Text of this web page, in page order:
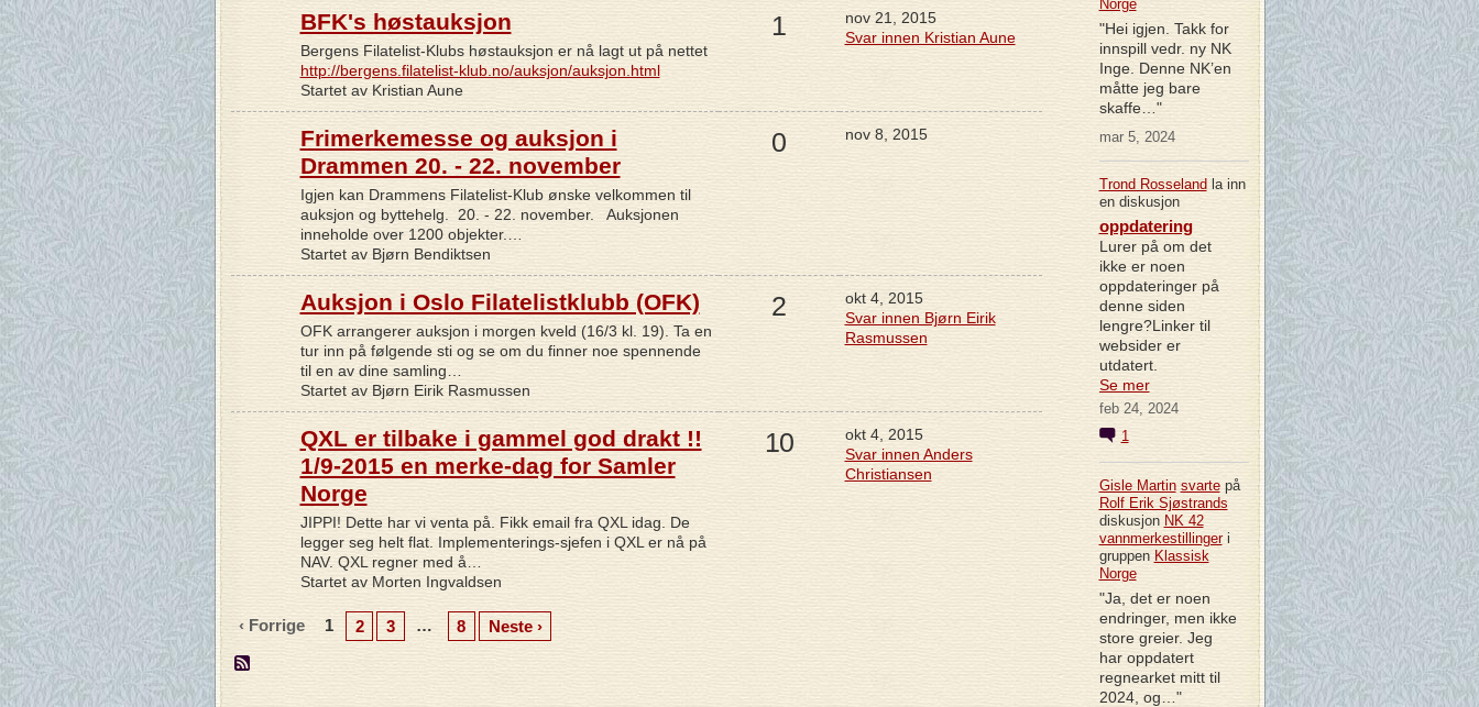
BFK's høstauksjon
Bergens Filatelist-Klubs høstauksjon er nå lagt ut på nettet
http://bergens.filatelist-klub.no/auksjon/auksjon.html
Startet av Kristian Aune
1
nov 21, 2015
Svar innen Kristian Aune
Frimerkemesse og auksjon i
Drammen 20. - 22. november
Igjen kan Drammens Filatelist-Klub ønske velkommen til
auksjon og byttehelg. 20. - 22. november. Auksjonen
inneholde over 1200 objekter.…
Startet av Bjørn Bendiktsen
0 nov 8, 2015
Auksjon i Oslo Filatelistklubb (OFK)
OFK arrangerer auksjon i morgen kveld (16/3 kl. 19). Ta en
tur inn på følgende sti og se om du finner noe spennende
til en av dine samling…
Startet av Bjørn Eirik Rasmussen
2
okt 4, 2015
Svar innen Bjørn Eirik
Rasmussen
QXL er tilbake i gammel god drakt !!
1/9-2015 en merke-dag for Samler
Norge
JIPPI! Dette har vi venta på. Fikk email fra QXL idag. De
legger seg helt flat. Implementerings-sjefen i QXL er nå på
NAV. QXL regner med å…
Startet av Morten Ingvaldsen
10
okt 4, 2015
Svar innen Anders
Christiansen
‹ Forrige 1 2 3 … 8 Neste ›
Norge
"Hei igjen. Takk for
innspill vedr. ny NK
Inge. Denne NK’en
måtte jeg bare
skaffe…"
mar 5, 2024
Trond Rosseland la inn
en diskusjon
oppdatering
Lurer på om det
ikke er noen
oppdateringer på
denne siden
lengre?Linker til
websider er
utdatert.
Se mer
feb 24, 2024
1
Gisle Martin svartepå
Rolf Erik Sjøstrands
diskusjon NK 42
vannmerkestillingeri
gruppen Klassisk
Norge
"Ja, det er noen
endringer, men ikke
store greier. Jeg
har oppdatert
regnearket mitt til
2024, og…"